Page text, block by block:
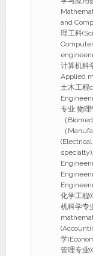
and
理工科
计算机科
Applied
土木工程
专业,物
（
（
化学工程
机科学专
学
管理专业